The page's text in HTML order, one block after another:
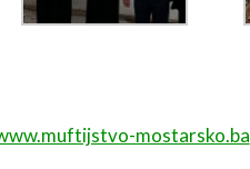
mostarsko.ba